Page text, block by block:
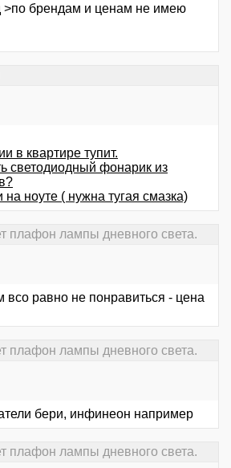
>по брендам и ценам не имею
в квартире тупит.
светодиодный фонарик из
на ноуте ( нужна тугая смазка)
плафон лампы дневного света.
равно не понравиться - цена
плафон лампы дневного света.
бери, инфинеон например
плафон лампы дневного света.